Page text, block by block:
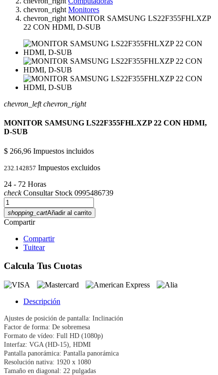
chevron_right Monitores
chevron_right MONITOR SAMSUNG LS22F355FHLXZP
22 CON HDMI, D-SUB
chevron_left chevron_right
MONITOR SAMSUNG LS22F355FHLXZP 22 CON HDMI,
D-SUB
$ 266,96 Impuestos incluidos
232.142857 Impuestos excluidos
24 - 72 Horas
checkConsultar Stock 0995486739
shopping_cartAñadir al carrito
Compartir
Compartir
Tuitear
Calcula Tus Cuotas
Descripción
Ajustes de posición de pantalla: Inclinación
Factor de forma: De sobremesa
Formato de vídeo: Full HD (1080p)
Interfaz: VGA (HD-15), HDMI
Pantalla panorámica: Pantalla panorámica
Resolución nativa: 1920 x 1080
Tamaño en diagonal: 22 pulgadas